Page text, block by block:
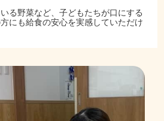
る野菜など、子どもたちが口にする
にも給食の安心を実感していただけ